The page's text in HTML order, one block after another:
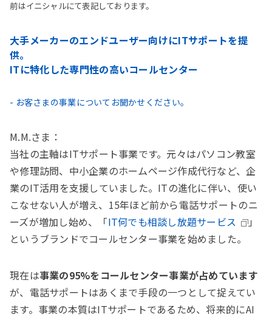
前はイニシャルにて表記しております。
大手メーカーのエンドユーザー向けにITサポートを提
供。
ITに特化した専門性の高いコールセンター
- お客さまの事業についてお聞かせください。
M.M.さま：
当社の主軸はITサポート事業です。元々はパソコン教室
や修理訪問、中小企業のホームページ作成代行など、企
業のIT活用を支援していました。ITの進化に伴い、使い
こなせない人が増え、15年ほど前から電話サポートのニ
ーズが増加し始め、「IT何でも相談し放題サービス
」
というブランドでコールセンター事業を始めました。
現在は事業の95%をコールセンター事業が占めています
が、電話サポートはあくまで手段の一つとして捉えてい
ます。事業の本質はITサポートであるため、将来的にAI